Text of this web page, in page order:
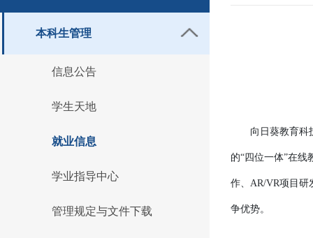
本科生管理
信息公告
学生天地
就业信息
学业指导中心
管理规定与文件下载
向日葵教育科
的“四位一体”在
作、AR/VR项目研
争优势。